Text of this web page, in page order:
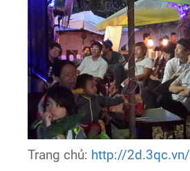
Trang chủ: http://2d.3qc.vn/